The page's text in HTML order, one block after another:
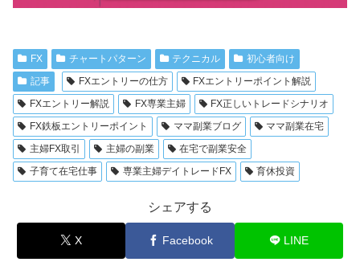
FX チャートパターン テクニカル
初心者向け
記事
FXエントリーの仕方
FXエントリーポイント解説
FXエントリー解説
FX専業主婦
FX正しいトレードシナリオ
FX鉄板エントリーポイント
ママ副業ブログ
ママ副業在宅
主婦FX取引
主婦の副業
在宅で副業安全
子育て在宅仕事
専業主婦デイトレードFX 育休投資
シェアする
X Facebook LINE